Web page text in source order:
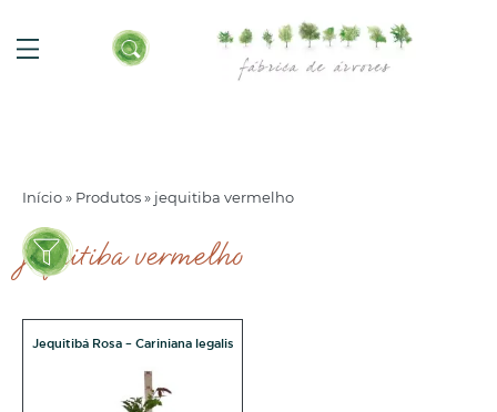
Início» Produtos» jequitiba vermelho
jequitiba vermelho
Jequitibá Rosa – Cariniana legalis